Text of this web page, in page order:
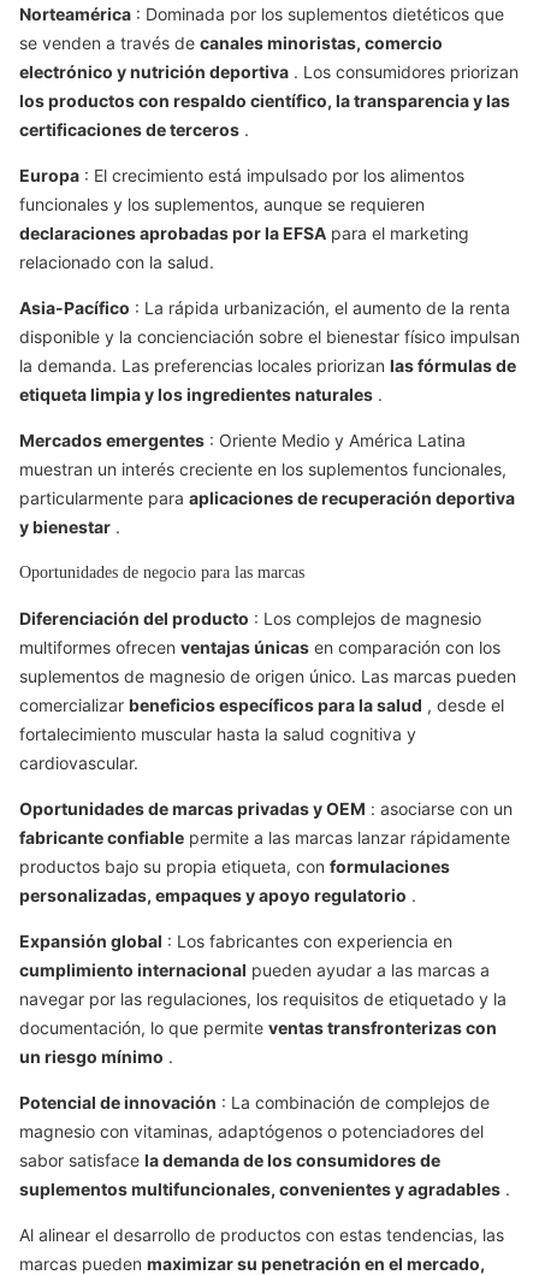
Norteamérica : Dominada por los suplementos dietéticos que
se venden a través de canales minoristas, comercio
electrónico y nutrición deportiva . Los consumidores priorizan
los productos con respaldo científico, la transparencia y las
certificaciones de terceros .
Europa : El crecimiento está impulsado por los alimentos
funcionales y los suplementos, aunque se requieren
declaraciones aprobadas por la EFSA para el marketing
relacionado con la salud.
Asia-Pacífico : La rápida urbanización, el aumento de la renta
disponible y la concienciación sobre el bienestar físico impulsan
la demanda. Las preferencias locales priorizan las fórmulas de
etiqueta limpia y los ingredientes naturales .
Mercados emergentes : Oriente Medio y América Latina
muestran un interés creciente en los suplementos funcionales,
particularmente para aplicaciones de recuperación deportiva
y bienestar .
Oportunidades de negocio para las marcas
Diferenciación del producto : Los complejos de magnesio
multiformes ofrecen ventajas únicas en comparación con los
suplementos de magnesio de origen único. Las marcas pueden
comercializar beneficios específicos para la salud , desde el
fortalecimiento muscular hasta la salud cognitiva y
cardiovascular.
Oportunidades de marcas privadas y OEM : asociarse con un
fabricante confiable permite a las marcas lanzar rápidamente
productos bajo su propia etiqueta, con formulaciones
personalizadas, empaques y apoyo regulatorio .
Expansión global : Los fabricantes con experiencia en
cumplimiento internacional pueden ayudar a las marcas a
navegar por las regulaciones, los requisitos de etiquetado y la
documentación, lo que permite ventas transfronterizas con
un riesgo mínimo .
Potencial de innovación : La combinación de complejos de
magnesio con vitaminas, adaptógenos o potenciadores del
sabor satisface la demanda de los consumidores de
suplementos multifuncionales, convenientes y agradables .
Al alinear el desarrollo de productos con estas tendencias, las
marcas pueden maximizar su penetración en el mercado,